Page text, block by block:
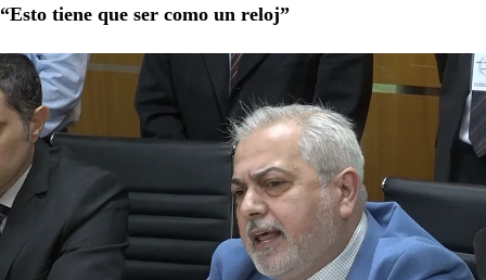
“Esto tiene que ser como un reloj”